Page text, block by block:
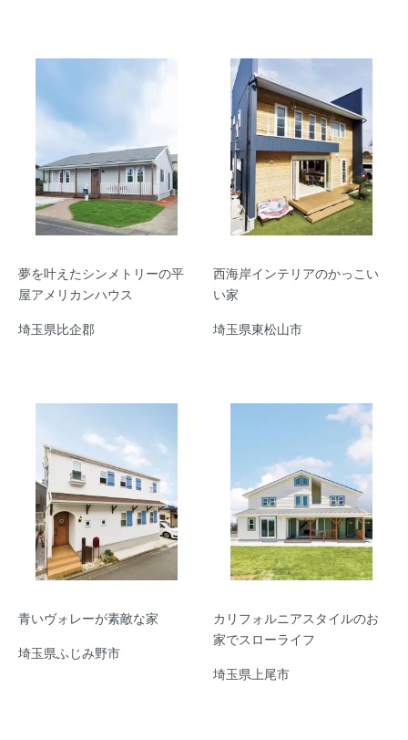
夢を叶えたシンメトリーの平
屋アメリカンハウス
埼玉県比企郡
西海岸インテリアのかっこい
い家
埼玉県東松山市
青いヴォレーが素敵な家
埼玉県ふじみ野市
カリフォルニアスタイルのお
家でスローライフ
埼玉県上尾市